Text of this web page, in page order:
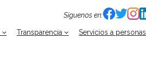
Síguenos en:
Transparencia Servicios a personas